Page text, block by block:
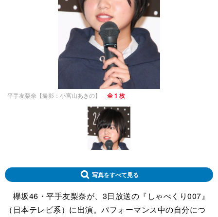
平手友梨奈【撮影：小宮山あきの】 全 1 枚
写真をすべて見る
欅坂46・平手友梨奈が、3日放送の『しゃべくり007』
（日本テレビ系）に出演。パフォーマンス中の自分につ